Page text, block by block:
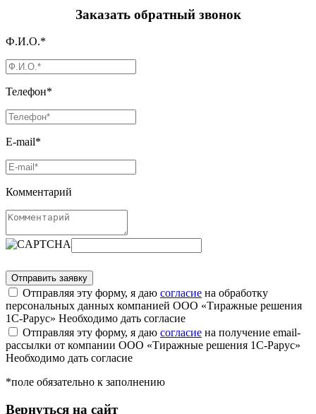
Заказать обратный звонок
Ф.И.О.*
Телефон*
E-mail*
Комментарий
Отправляя эту форму, я даю согласие на обработку
персональных данных компанией ООО «Тиражные решения
1С-Рарус» Необходимо дать согласие
Отправляя эту форму, я даю согласие на получение email-
рассылки от компании ООО «Тиражные решения 1С-Рарус»
Необходимо дать согласие
*поле обязательно к заполнению
Вернуться на сайт